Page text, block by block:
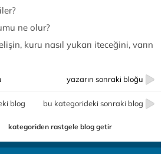
ne olur?
kuru nasıl yukarı iteceğini, varın
yazarın sonraki bloğu
blog bu kategorideki sonraki blog
kategoriden rastgele blog getir